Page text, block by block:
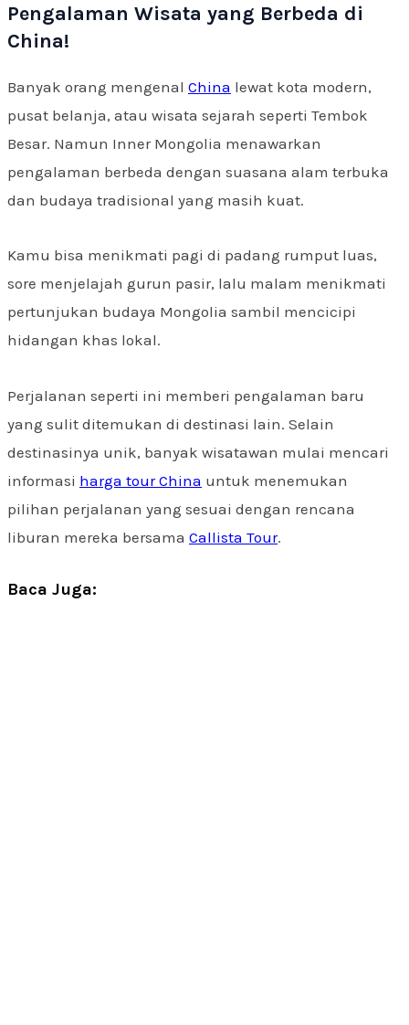
Pengalaman Wisata yang Berbeda di
China!
Banyak orang mengenal China lewat kota modern,
pusat belanja, atau wisata sejarah seperti Tembok
Besar. Namun Inner Mongolia menawarkan
pengalaman berbeda dengan suasana alam terbuka
dan budaya tradisional yang masih kuat.
Kamu bisa menikmati pagi di padang rumput luas,
sore menjelajah gurun pasir, lalu malam menikmati
pertunjukan budaya Mongolia sambil mencicipi
hidangan khas lokal.
Perjalanan seperti ini memberi pengalaman baru
yang sulit ditemukan di destinasi lain. Selain
destinasinya unik, banyak wisatawan mulai mencari
informasi harga tour China untuk menemukan
pilihan perjalanan yang sesuai dengan rencana
liburan mereka bersama Callista Tour.
Baca Juga: